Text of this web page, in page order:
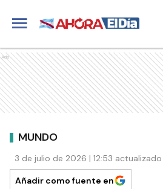
Ads
MUNDO
3 de julio de 2026 | 12:53
Añadir como fuente en